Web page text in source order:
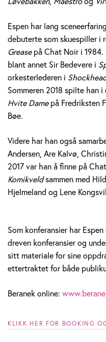
m
Espen har lang
debuterte som skuespiller i
Greasepå Chat Noir i
blant annet Sir Bedevere i
orkesterlederen i
Sommeren 2018 spilte han
Hvite Damepå Fredriksten
Bøe.
Videre har han også
Andersen, Are Kalvø,
2017 var han å finne på
Komikveldsammen med
Hjelmeland og Lene
Som konferansier har
dreven konferansier og
sitt materiale for sine
ettertraktet for både
Beranek online:
KLIKK HER FOR BOOKING